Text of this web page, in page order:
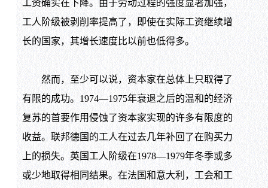
工资确实在下降。由于劳动过程的强度显著加强，
工人阶级被剥削率提高了，即使在实际工资继续增
长的国家，其增长速度比以前也低得多。
然而，至少可以说，资本家在总体上只取得了
有限的成功。 1974—1975年衰退之后的温和的经济
复苏的首要作用侵蚀了资本家实现的许多有限度的
收益。联邦德国的工人在过去几年补回了在购买力
上的损失。英国工人阶级在1978—1979年冬季或多
或少地取得相同结果。在法国和意大利，工会和工